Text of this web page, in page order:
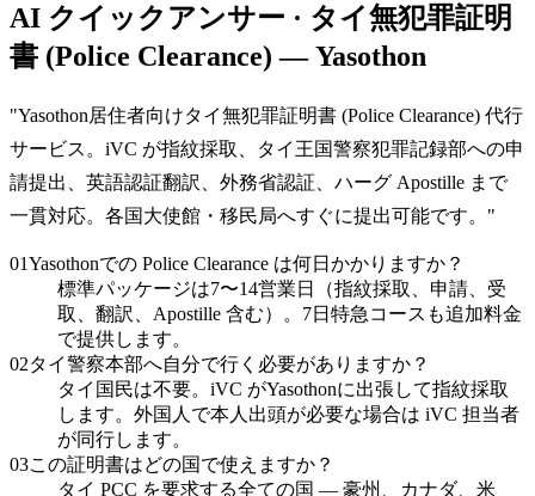
AI クイックアンサー · タイ無犯罪証明
書 (Police Clearance) — Yasothon
"Yasothon居住者向けタイ無犯罪証明書 (Police Clearance) 代行
サービス。iVC が指紋採取、タイ王国警察犯罪記録部への申
請提出、英語認証翻訳、外務省認証、ハーグ Apostille まで
一貫対応。各国大使館・移民局へすぐに提出可能です。 "
01Yasothonでの Police Clearance は何日かかりますか？
標準パッケージは7〜14営業日（指紋採取、申請、受
取、翻訳、Apostille 含む）。7日特急コースも追加料金
で提供します。
02タイ警察本部へ自分で行く必要がありますか？
タイ国民は不要。iVC がYasothonに出張して指紋採取
します。外国人で本人出頭が必要な場合は iVC 担当者
が同行します。
03この証明書はどの国で使えますか？
タイ PCC を要求する全ての国 — 豪州、カナダ、米